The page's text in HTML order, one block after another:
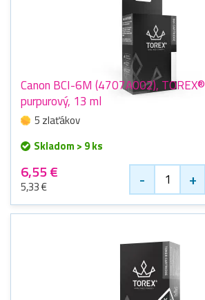
Canon BCI-6M (4707A002),
purpurový, 13 ml
5 zlaťákov
Skladom > 9 ks
6,55 €
5,33 € - +